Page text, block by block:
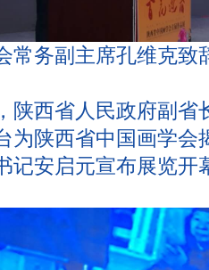
常务副主席孔维克致
陕西省人民政府副省
为陕西省中国画学会
记安启元宣布展览开